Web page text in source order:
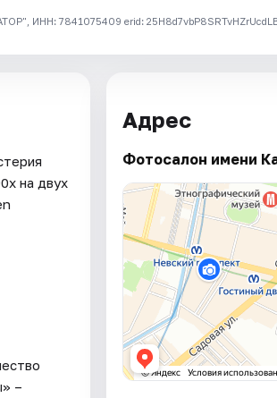
ИНН: 7841075409 erid:
на двух
–
Адрес
Фотосалон имени